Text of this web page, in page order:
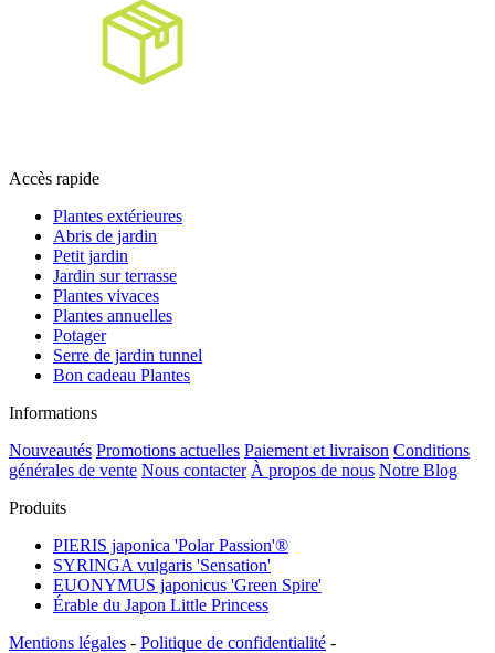
Accès rapide
Plantes extérieures
Abris de jardin
Petit jardin
Jardin sur terrasse
Plantes vivaces
Plantes annuelles
Potager
Serre de jardin tunnel
Bon cadeau Plantes
Informations
Nouveautés Promotions actuelles Paiement et livraison Conditions
générales de vente Nous contacter À propos de nous Notre Blog
Produits
PIERIS japonica 'Polar Passion'®
SYRINGA vulgaris 'Sensation'
EUONYMUS japonicus 'Green Spire'
Érable du Japon Little Princess
Mentions légales - Politique de confidentialité -